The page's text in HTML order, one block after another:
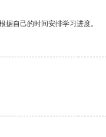
自己的时间安排学习进度。